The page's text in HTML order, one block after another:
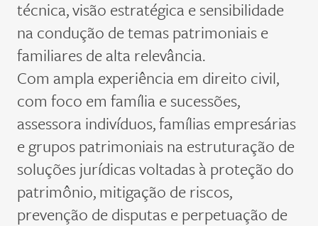
técnica, visão estratégica e sensibilidade
na condução de temas patrimoniais e
familiares de alta relevância.
Com ampla experiência em direito civil,
com foco em família e sucessões,
assessora indivíduos, famílias empresárias
e grupos patrimoniais na estruturação de
soluções jurídicas voltadas à proteção do
patrimônio, mitigação de riscos,
prevenção de disputas e perpetuação de